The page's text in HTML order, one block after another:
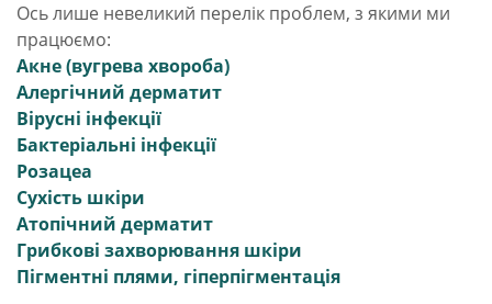
Ось лише невеликий перелік проблем, з якими ми
працюємо:
Акне (вугрева хвороба)
Алергічний дерматит
Вірусні інфекції
Бактеріальні інфекції
Розацеа
Сухість шкіри
Атопічний дерматит
Грибкові захворювання шкіри
Пігментні плями, гіперпігментація